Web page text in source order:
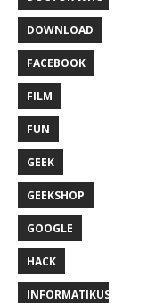
DOWNLOAD
FACEBOOK
FILM
FUN
GEEK
GEEKSHOP
GOOGLE
HACK
INFORMATIKUS